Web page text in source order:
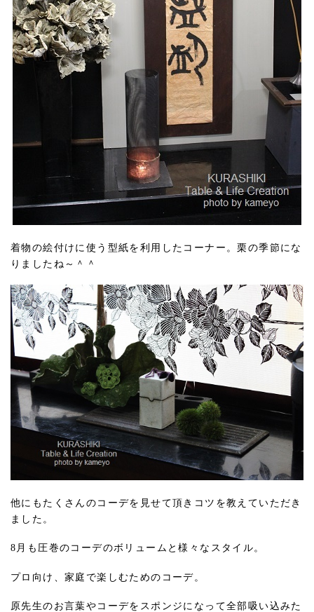
着物の絵付けに使う型紙を利用したコーナー。栗の季節にな
りましたね～＾＾
他にもたくさんのコーデを見せて頂きコツを教えていただき
ました。
8月も圧巻のコーデのボリュームと様々なスタイル。
プロ向け、家庭で楽しむためのコーデ。
原先生のお言葉やコーデをスポンジになって全部吸い込みた